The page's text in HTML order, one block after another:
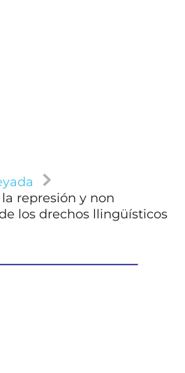
represión y non
los drechos llingüísticos